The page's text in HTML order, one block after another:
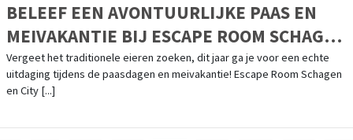
BELEEF EEN AVONTUURLIJKE PAAS EN
MEIVAKANTIE BIJ ESCAPE ROOM SCHAGEN
& CITY ADVENTURES!
Vergeet het traditionele eieren zoeken, dit jaar ga je voor een echte
uitdaging tijdens de paasdagen en meivakantie! Escape Room Schagen
en City [...]